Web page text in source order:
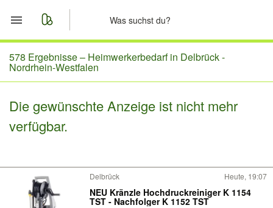
Start
Merkliste
Nachrichten
578 Ergebnisse – Heimwerkerbedarf in Delbrück -
Nordrhein-Westfalen
Die gewünschte Anzeige ist nicht mehr
verfügbar.
Delbrück Heute, 19:07
NEU Kränzle Hochdruckreiniger K 1154
TST - Nachfolger K 1152 TST